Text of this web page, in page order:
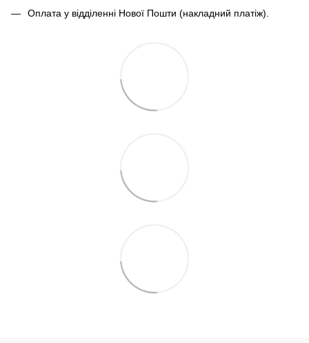
Оплата у відділенні Нової Пошти (накладний платіж).